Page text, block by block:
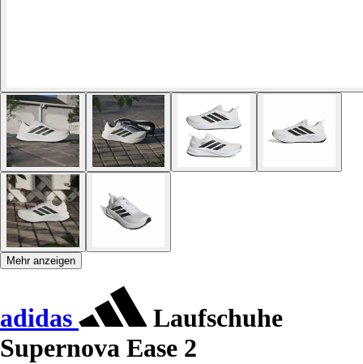
Mehr anzeigen
adidas
Laufschuhe
Supernova Ease 2